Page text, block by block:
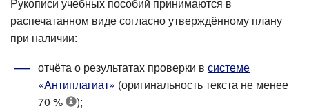
распечатанном виде согласно утверждённому плану
при наличии:
отчёта о результатах проверки в системе
«Антиплагиат» (оригинальность текста не менее
70 %
);